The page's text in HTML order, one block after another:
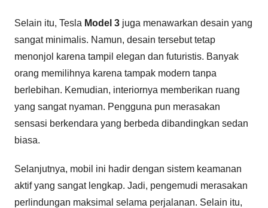
Selain itu, Tesla Model 3 juga menawarkan desain yang
sangat minimalis. Namun, desain tersebut tetap
menonjol karena tampil elegan dan futuristis. Banyak
orang memilihnya karena tampak modern tanpa
berlebihan. Kemudian, interiornya memberikan ruang
yang sangat nyaman. Pengguna pun merasakan
sensasi berkendara yang berbeda dibandingkan sedan
biasa.
Selanjutnya, mobil ini hadir dengan sistem keamanan
aktif yang sangat lengkap. Jadi, pengemudi merasakan
perlindungan maksimal selama perjalanan. Selain itu,